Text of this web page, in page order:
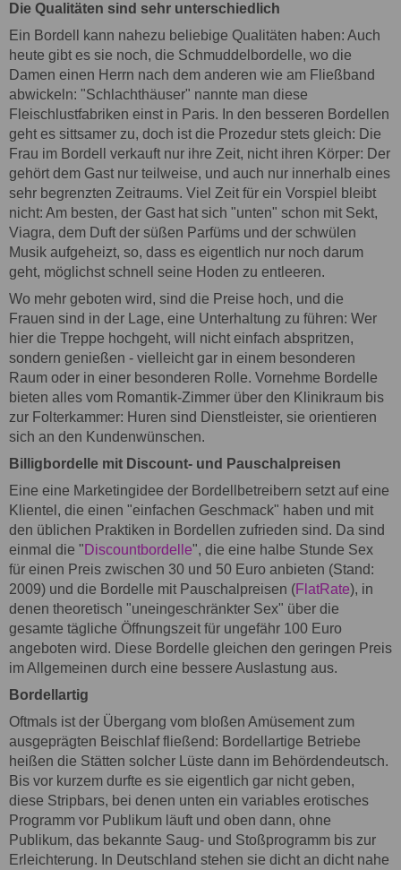
Die Qualitäten sind sehr unterschiedlich
Ein Bordell kann nahezu beliebige Qualitäten haben: Auch
heute gibt es sie noch, die Schmuddelbordelle, wo die
Damen einen Herrn nach dem anderen wie am Fließband
abwickeln: "Schlachthäuser" nannte man diese
Fleischlustfabriken einst in Paris. In den besseren Bordellen
geht es sittsamer zu, doch ist die Prozedur stets gleich: Die
Frau im Bordell verkauft nur ihre Zeit, nicht ihren Körper: Der
gehört dem Gast nur teilweise, und auch nur innerhalb eines
sehr begrenzten Zeitraums. Viel Zeit für ein Vorspiel bleibt
nicht: Am besten, der Gast hat sich "unten" schon mit Sekt,
Viagra, dem Duft der süßen Parfüms und der schwülen
Musik aufgeheizt, so, dass es eigentlich nur noch darum
geht, möglichst schnell seine Hoden zu entleeren.
Wo mehr geboten wird, sind die Preise hoch, und die
Frauen sind in der Lage, eine Unterhaltung zu führen: Wer
hier die Treppe hochgeht, will nicht einfach abspritzen,
sondern genießen - vielleicht gar in einem besonderen
Raum oder in einer besonderen Rolle. Vornehme Bordelle
bieten alles vom Romantik-Zimmer über den Klinikraum bis
zur Folterkammer: Huren sind Dienstleister, sie orientieren
sich an den Kundenwünschen.
Billigbordelle mit Discount- und Pauschalpreisen
Eine eine Marketingidee der Bordellbetreibern setzt auf eine
Klientel, die einen "einfachen Geschmack" haben und mit
den üblichen Praktiken in Bordellen zufrieden sind. Da sind
einmal die " Discountbordelle", die eine halbe Stunde Sex
für einen Preis zwischen 30 und 50 Euro anbieten (Stand:
2009) und die Bordelle mit Pauschalpreisen ( FlatRate), in
denen theoretisch "uneingeschränkter Sex" über die
gesamte tägliche Öffnungszeit für ungefähr 100 Euro
angeboten wird. Diese Bordelle gleichen den geringen Preis
im Allgemeinen durch eine bessere Auslastung aus.
Bordellartig
Oftmals ist der Übergang vom bloßen Amüsement zum
ausgeprägten Beischlaf fließend: Bordellartige Betriebe
heißen die Stätten solcher Lüste dann im Behördendeutsch.
Bis vor kurzem durfte es sie eigentlich gar nicht geben,
diese Stripbars, bei denen unten ein variables erotisches
Programm vor Publikum läuft und oben dann, ohne
Publikum, das bekannte Saug- und Stoßprogramm bis zur
Erleichterung. In Deutschland stehen sie dicht an dicht nahe